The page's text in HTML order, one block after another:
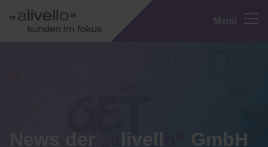
Menü
News der livell
GmbH